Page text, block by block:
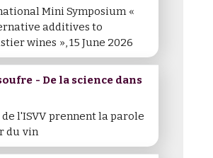
Mini Symposium «
additives to
wines », 15 June 2026
- De la science dans
l'ISVV prennent la parole
du vin